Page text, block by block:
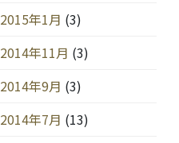
2015年1月 (3)
2014年11月 (3)
2014年9月 (3)
2014年7月 (13)